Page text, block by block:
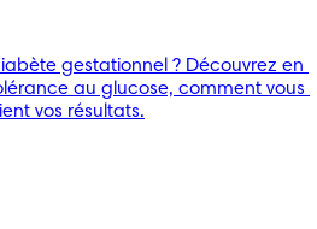
gestationnel ? Découvrez en
au glucose, comment vous
vos résultats.